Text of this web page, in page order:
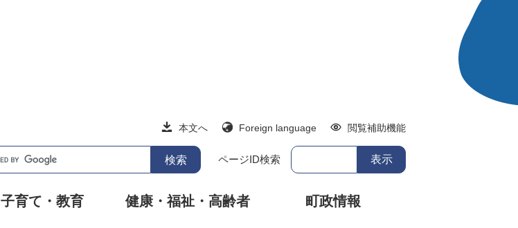
本文へ Foreign language 閲覧補助機能
ページID検索
子育て・教育 健康・福祉・高齢者 町政情報